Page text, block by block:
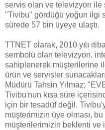
servis olan ve televizyon ile
"Tivibu" gördüğü yoğun ilgi
sürede 57 bin üyeye ulaştı.
TTNET olarak, 2010 yılı
sembolü olan televizyon,
sahiplenerek müşterilerine
ürün ve servisler
Müdürü Tahsin Yılmaz;
Tivibu'nun kısa süre
için bir tesadüf değil.
müşterimizin üye olması,
müşterilerimizin beklenti ve